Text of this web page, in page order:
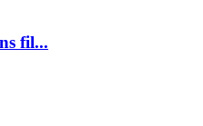
fil...